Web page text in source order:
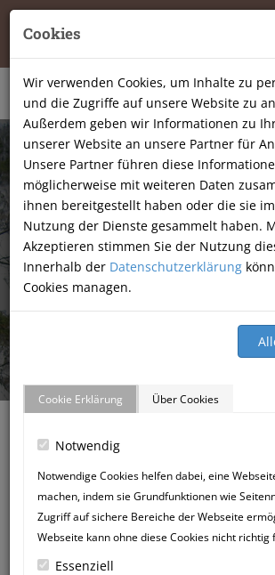
Cookies
Wir verwenden Cookies, um Inhalte zu
und die Zugriffe auf unsere Website zu
Außerdem geben wir Informationen zu
unserer Website an unsere Partner für
Unsere Partner führen diese
möglicherweise mit weiteren Daten
ihnen bereitgestellt haben oder die sie
Nutzung der Dienste gesammelt haben.
Akzeptieren stimmen Sie der Nutzung
Innerhalb der Datenschutzerklärung
Cookies managen.
Cookie Erklärung Über Cookies
Notwendig
Notwendige Cookies helfen dabei, eine
machen, indem sie Grundfunktionen wie
Zugriff auf sichere Bereiche der Webseite
Webseite kann ohne diese Cookies nicht richtig
Essenziell
|
07134-9177806
NEUER
Zurück zum Gästebuch